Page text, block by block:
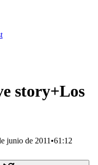
story+Los
junio de 2011 •61:12